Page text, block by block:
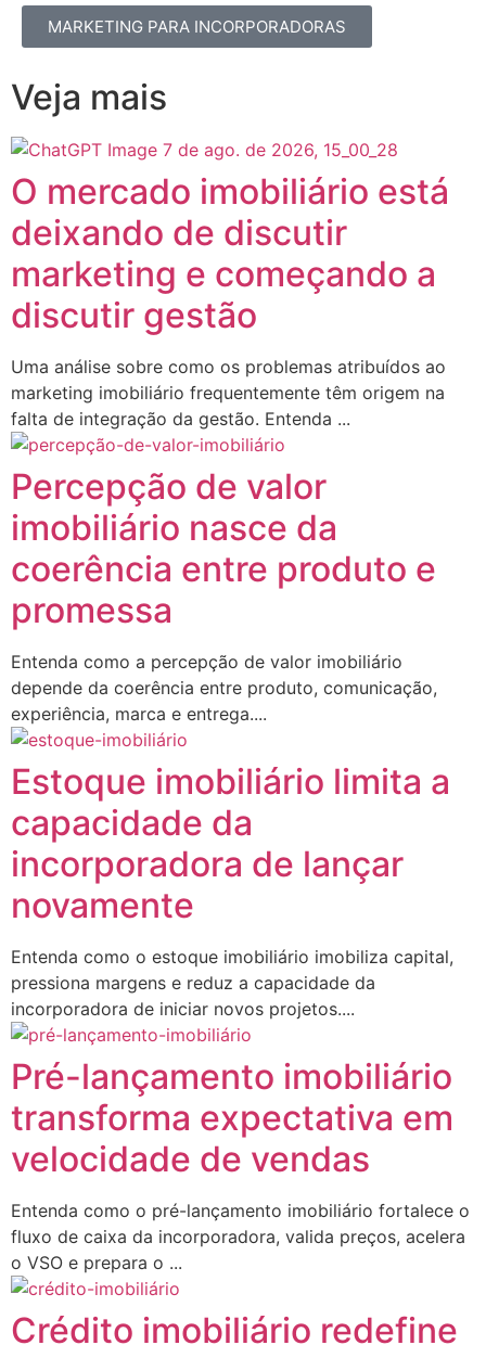
MARKETING PARA INCORPORADORAS
Veja mais
O mercado imobiliário está
deixando de discutir
marketing e começando a
discutir gestão
Uma análise sobre como os problemas atribuídos ao
marketing imobiliário frequentemente têm origem na
falta de integração da gestão. Entenda ...
Percepção de valor
imobiliário nasce da
coerência entre produto e
promessa
Entenda como a percepção de valor imobiliário
depende da coerência entre produto, comunicação,
experiência, marca e entrega....
Estoque imobiliário limita a
capacidade da
incorporadora de lançar
novamente
Entenda como o estoque imobiliário imobiliza capital,
pressiona margens e reduz a capacidade da
incorporadora de iniciar novos projetos....
Pré-lançamento imobiliário
transforma expectativa em
velocidade de vendas
Entenda como o pré-lançamento imobiliário fortalece o
fluxo de caixa da incorporadora, valida preços, acelera
o VSO e prepara o ...
Crédito imobiliário redefine